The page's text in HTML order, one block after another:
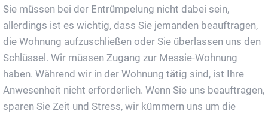
Sie müssen bei der Entrümpelung nicht dabei sein,
allerdings ist es wichtig, dass Sie jemanden beauftragen,
die Wohnung aufzuschließen oder Sie überlassen uns den
Schlüssel. Wir müssen Zugang zur Messie-Wohnung
haben. Während wir in der Wohnung tätig sind, ist Ihre
Anwesenheit nicht erforderlich. Wenn Sie uns beauftragen,
sparen Sie Zeit und Stress, wir kümmern uns um die